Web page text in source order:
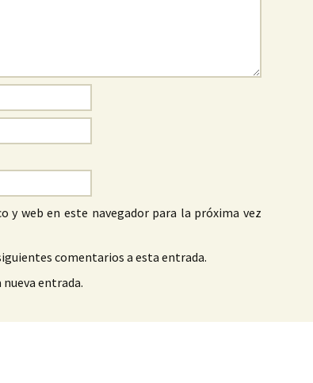
y web en este navegador para la próxima vez
comentarios a esta entrada.
entrada.